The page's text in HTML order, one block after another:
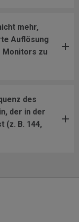
mehr,
Auflösung
Monitors zu
des
der in der
(z. B. 144,